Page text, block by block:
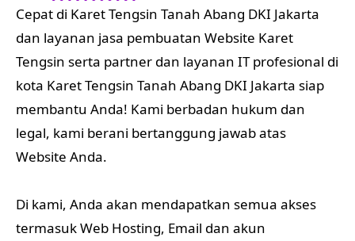
Cepat di Karet Tengsin Tanah Abang DKI Jakarta
dan layanan jasa pembuatan Website Karet
Tengsin serta partner dan layanan IT profesional di
kota Karet Tengsin Tanah Abang DKI Jakarta siap
membantu Anda! Kami berbadan hukum dan
legal, kami berani bertanggung jawab atas
Website Anda.
Di kami, Anda akan mendapatkan semua akses
termasuk Web Hosting, Email dan akun